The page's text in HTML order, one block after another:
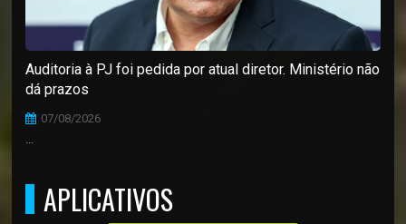
Auditoria à PJ foi pedida por atual diretor. Ministério não
dá prazos
07/08/2026
APLICATIVOS